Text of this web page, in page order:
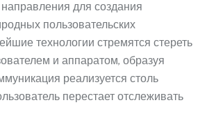
для создания
пользовательских
технологии стремятся стереть
и аппаратом, образуя
реализуется столь
перестает отслеживать